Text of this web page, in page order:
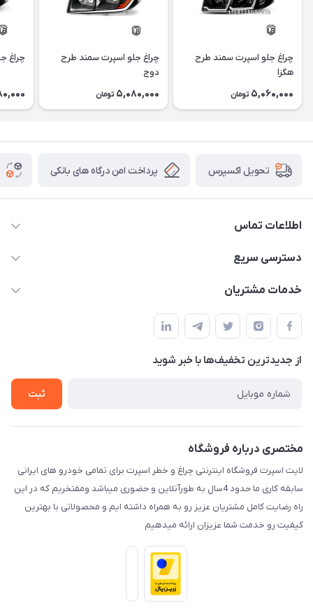
چراغ جلو اسپرت سمند طرح
هگزا
5,060,000 تومان
چراغ جلو اسپرت سمند طرح
دوج
5,080,000 تومان
چراغ
تحویل اکسپرس پرداخت امن درگاه های بانکی
اطلاعات تماس
09012926386
دسترسی سریع
حساب کاربری
لیست محصولات
درباره ما
خدمات مشتریان
قوانین و مقررات
حریم خصوصی
راهنما
از جدید‌ترین تخفیف‌ها با‌ خبر شوید
ثبت
مختصری درباره فروشگاه
لایت اسپرت فروشگاه اینترنتی چراغ و خطر اسپرت برای تمامی خودرو های ایرانی
سابقه کاری ما حدود 4سال به طورآنلاین و حضوری میباشد ومفتخریم که در این
راه رضایت کامل مشتریان عزیز رو به همراه داشته ایم و محصولاتی با بهترین
کیفیت رو خدمت شما عزیزان ارائه میدهیم